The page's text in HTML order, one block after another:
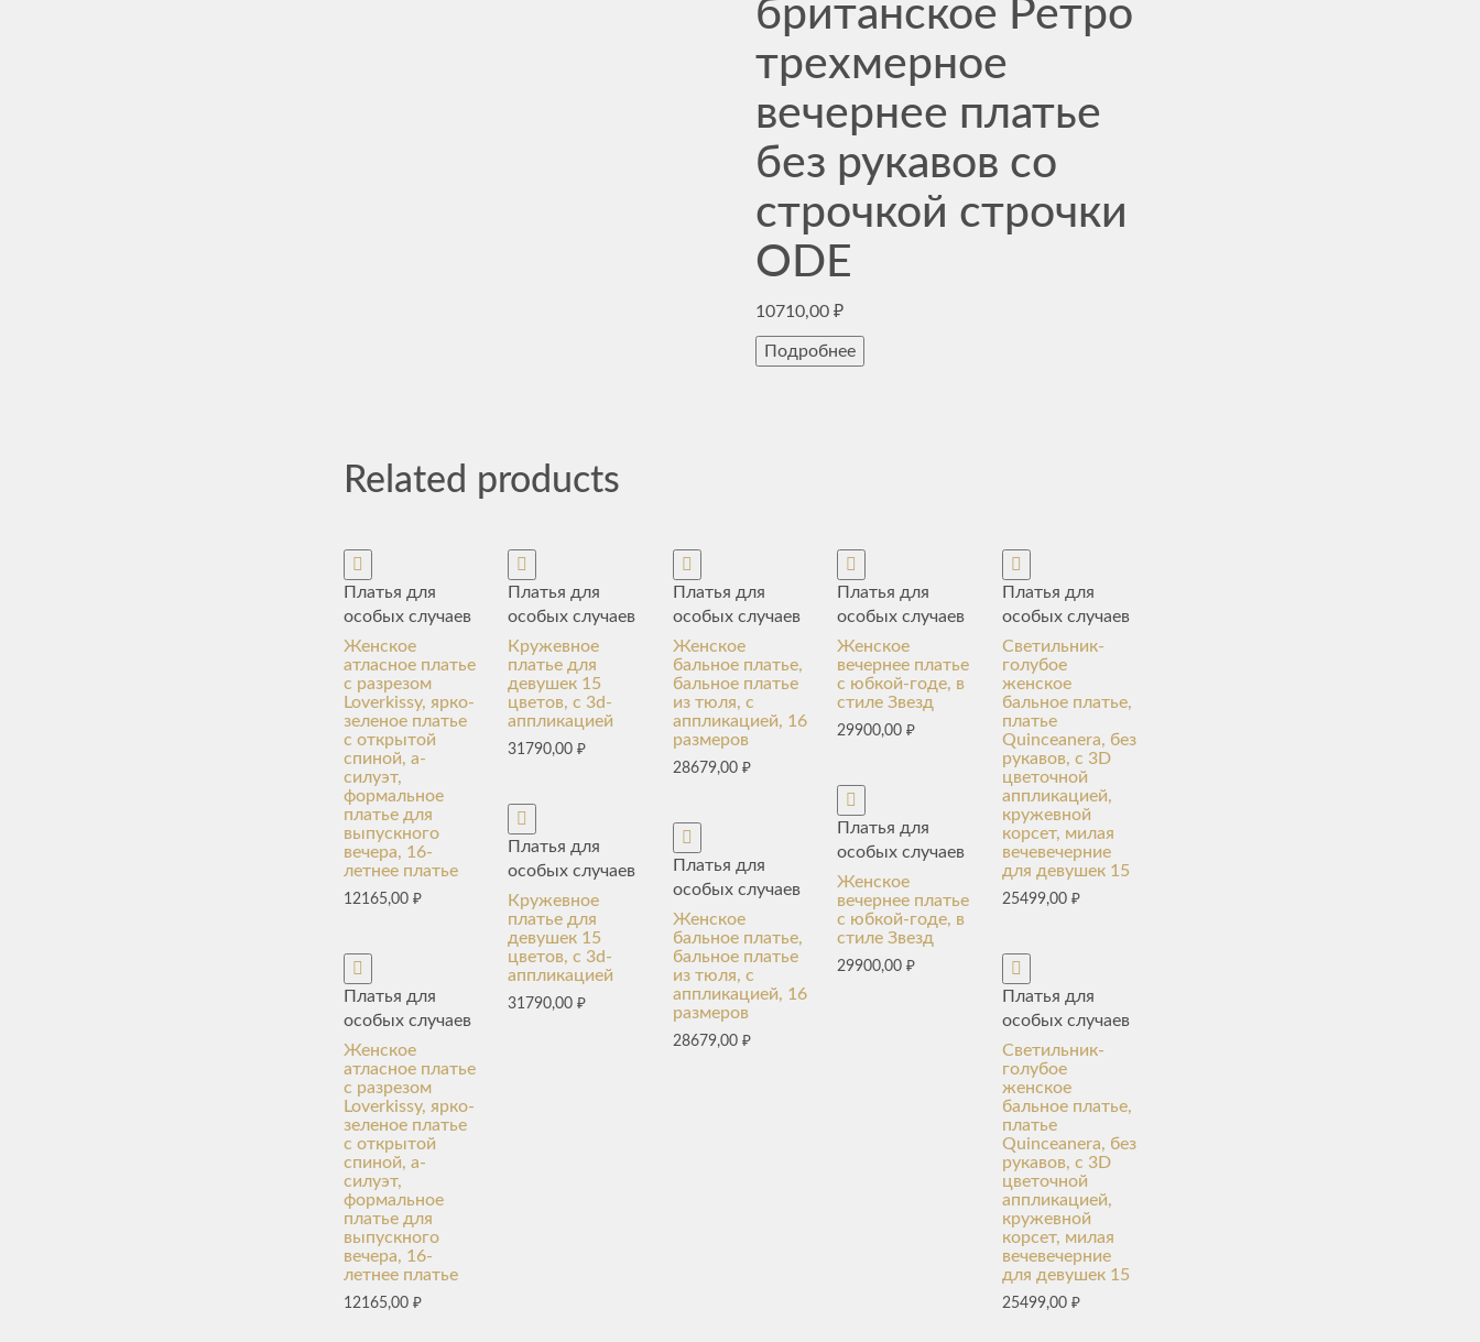
британское Ретро
трехмерное
вечернее платье
без рукавов со
строчкой строчки
ODE
10710,00₽
Подробнее
Related products
Платья для
особых случаев
Женское
атласное платье
с разрезом
Loverkissy, ярко-
зеленое платье
с открытой
спиной, а-
силуэт,
формальное
платье для
выпускного
вечера, 16-
летнее платье
12165,00 ₽
Платья для
особых случаев
Женское
атласное платье
с разрезом
Loverkissy, ярко-
зеленое платье
с открытой
спиной, а-
силуэт,
формальное
платье для
выпускного
вечера, 16-
летнее платье
12165,00 ₽
Платья для
особых случаев
Кружевное
платье для
девушек 15
цветов, с 3d-
аппликацией
31790,00₽
Платья для
особых случаев
Кружевное
платье для
девушек 15
цветов, с 3d-
аппликацией
31790,00₽
Платья для
особых случаев
Женское
бальное платье,
бальное платье
из тюля, с
аппликацией, 16
размеров
28679,00 ₽
Платья для
особых случаев
Женское
бальное платье,
бальное платье
из тюля, с
аппликацией, 16
размеров
28679,00 ₽
Платья для
особых случаев
Женское
вечернее платье
с юбкой-годе, в
стиле Звезд
29900,00₽
Платья для
особых случаев
Женское
вечернее платье
с юбкой-годе, в
стиле Звезд
29900,00₽
Платья для
особых случаев
Светильник-
голубое
женское
бальное платье,
платье
Quinceanera, без
рукавов, с 3D
цветочной
аппликацией,
кружевной
корсет, милая
вечевечерние
для девушек 15
25499,00 ₽
Платья для
особых случаев
Светильник-
голубое
женское
бальное платье,
платье
Quinceanera, без
рукавов, с 3D
цветочной
аппликацией,
кружевной
корсет, милая
вечевечерние
для девушек 15
25499,00 ₽